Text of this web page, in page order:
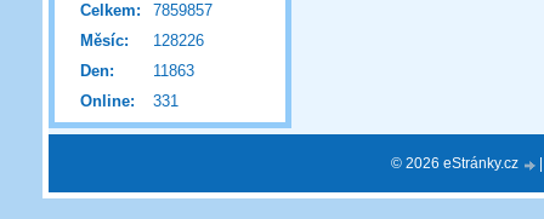
Online: 331
Celkem:
7859857
Měsíc:
128226
Den:
11863
© 2026 eStránky.cz